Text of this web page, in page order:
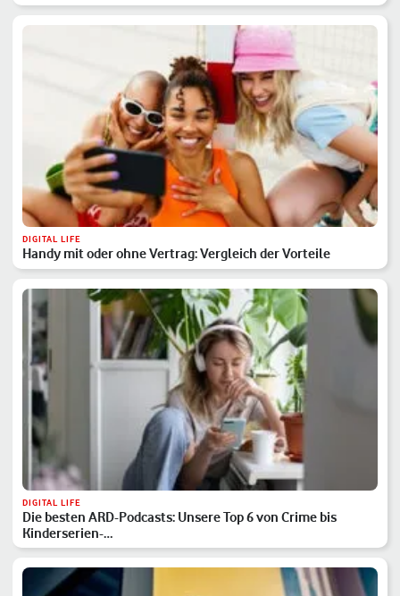
DIGITAL LIFE
Handy mit oder ohne Vertrag: Vergleich der Vorteile
DIGITAL LIFE
Die besten ARD-Podcasts: Unsere Top 6 von Crime bis
Kinderserien-…